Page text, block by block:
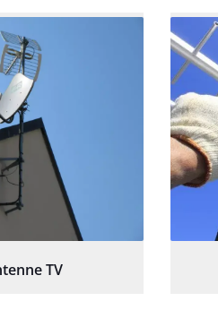
TV